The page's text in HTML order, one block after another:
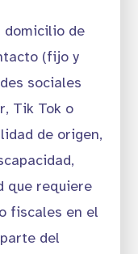
domicilio de
(fijo y
sociales
Tik Tok o
de origen,
que requiere
fiscales en el
del